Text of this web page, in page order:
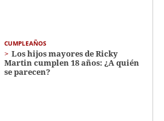
CUMPLEAÑOS
Los hijos mayores de Ricky
Martin cumplen 18 años: ¿A quién
se parecen?